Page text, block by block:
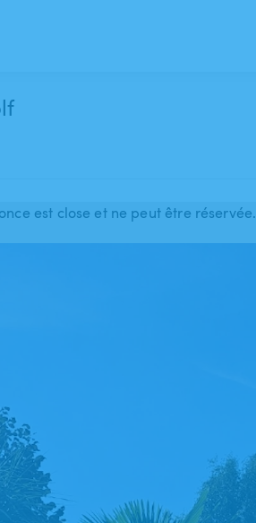
est close et ne peut être réservée.